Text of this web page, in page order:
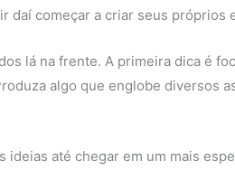
começar a criar seus próprios
lá na frente. A primeira dica é
algo que englobe diversos
até chegar em um mais